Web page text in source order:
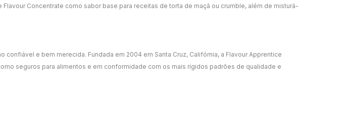
Concentrate como sabor base para receitas de torta de maçã ou crumble, além de misturá-
e bem merecida. Fundada em 2004 em Santa Cruz, Califórnia, a Flavour Apprentice
seguros para alimentos e em conformidade com os mais rígidos padrões de qualidade e